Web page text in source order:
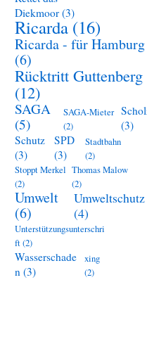
Diekmoor (3)
Ricarda (16)
Ricarda - für Hamburg
(6)
Rücktritt Guttenberg
(12)
SAGA
(5)
SAGA-Mieter
(2)
(3)
Schutz
(3)
SPD
(3)
Stadtbahn
(2)
Stoppt Merkel
(2)
Thomas Malow
(2)
Umwelt
(6)
Umweltschutz
(4)
Unterstützungsunterschri
ft(2)
Wasserschade
n (3)
xing
(2)